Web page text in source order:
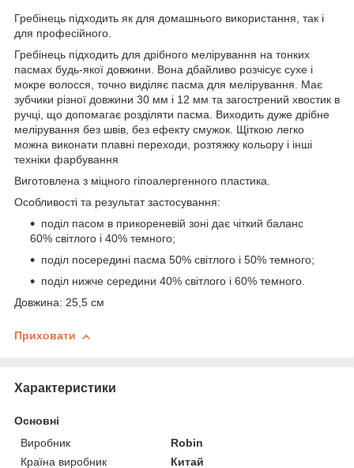
Гребінець підходить як для домашнього використання, так і
для професійного.
Гребінець підходить для дрібного мелірування на тонких
пасмах будь-якої довжини. Вона дбайливо розчісує сухе і
мокре волосся, точно виділяє пасма для мелірування. Має
зубчики різної довжини 30 мм і 12 мм та загострений хвостик в
ручці, що допомагає розділяти пасма. Виходить дуже дрібне
мелірування без швів, без ефекту смужок. Щіткою легко
можна виконати плавні переходи, розтяжку кольору і інші
техніки фарбування
Виготовлена з міцного гіпоалергенного пластика.
Особливості та результат застосування:
поділ пасом в прикореневій зоні дає чіткий баланс
60% світлого і 40% темного;
поділ посередині пасма 50% світлого і 50% темного;
поділ нижче середини 40% світлого і 60% темного.
Довжина: 25,5 см
Приховати
Характеристики
Основні
Виробник
Robin
Країна виробник
Китай